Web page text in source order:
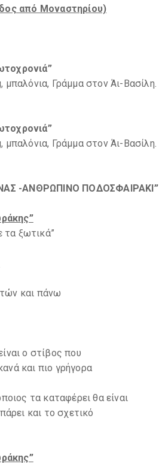
από Μοναστηρίου)
Γράμμα στον Άι-Βασίλη.
Γράμμα στον Άι-Βασίλη.
-ΑΝΘΡΩΠΙΝΟ ΠΟΔΟΣΦΑΙΡΑΚΙ”
τα ξωτικά”
και πάνω
ο στίβος που
και πιο γρήγορα
τα καταφέρει θα είναι
και το σχετικό